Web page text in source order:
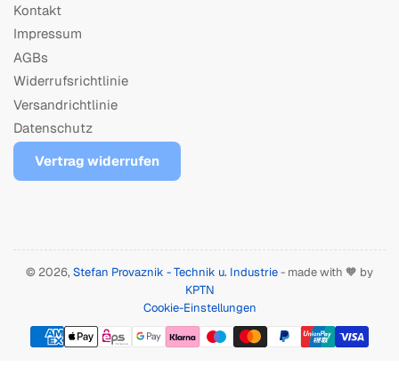
Kontakt
Impressum
AGBs
Widerrufsrichtlinie
Versandrichtlinie
Datenschutz
Vertrag widerrufen
© 2026, Stefan Provaznik - Technik u. Industrie- made with 🧡 by
KPTN
Cookie-Einstellungen
Zahlungsmethoden